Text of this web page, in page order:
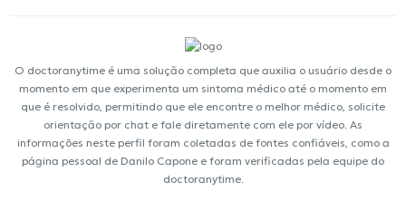
O doctoranytime é uma solução completa que auxilia o usuário desde o
momento em que experimenta um sintoma médico até o momento em
que é resolvido, permitindo que ele encontre o melhor médico, solicite
orientação por chat e fale diretamente com ele por vídeo. As
informações neste perfil foram coletadas de fontes confiáveis, como a
página pessoal de Danilo Capone e foram verificadas pela equipe do
doctoranytime.